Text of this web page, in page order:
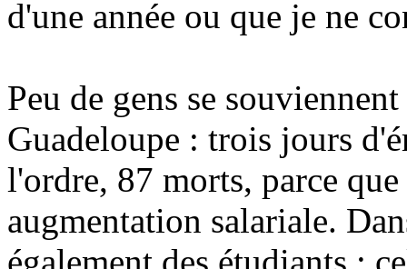
d'une année ou que je ne
Peu de gens se
Guadeloupe : trois jours
l'ordre, 87 morts, parce
augmentation salariale.